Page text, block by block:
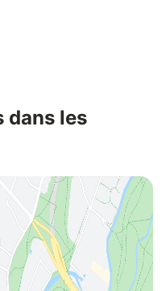
dans les